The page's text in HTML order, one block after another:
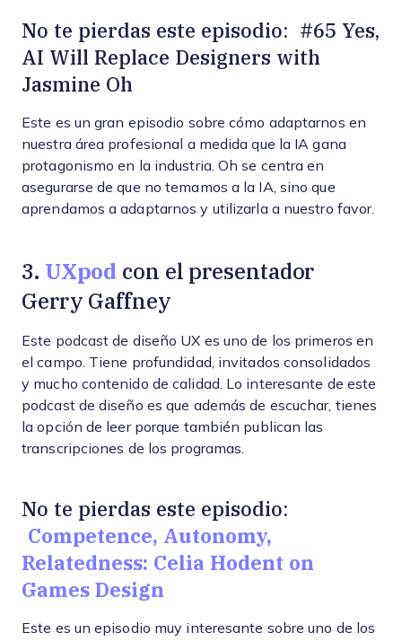
No te pierdas este episodio: #65 Yes,
AI Will Replace Designers with
Jasmine Oh
Este es un gran episodio sobre cómo adaptarnos en
nuestra área profesional a medida que la IA gana
protagonismo en la industria. Oh se centra en
asegurarse de que no temamos a la IA, sino que
aprendamos a adaptarnos y utilizarla a nuestro favor.
3. UXpod con el presentador
Gerry Gaffney
Este podcast de diseño UX es uno de los primeros en
el campo. Tiene profundidad, invitados consolidados
y mucho contenido de calidad. Lo interesante de este
podcast de diseño es que además de escuchar, tienes
la opción de leer porque también publican las
transcripciones de los programas.
No te pierdas este episodio:
Competence, Autonomy,
Relatedness: Celia Hodent on
Games Design
Este es un episodio muy interesante sobre uno de los